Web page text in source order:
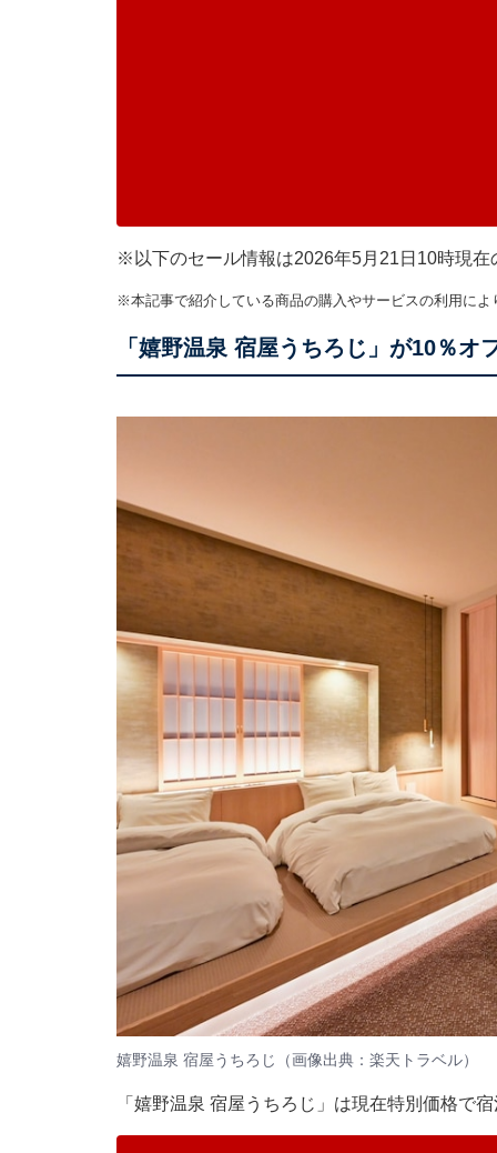
※以下のセール情報は2026年5月21日10時現
※本記事で紹介している商品の購入やサービスの利用に
「嬉野温泉 宿屋うちろじ」が10％オ
嬉野温泉 宿屋うちろじ（画像出典：楽天トラベル）
「嬉野温泉 宿屋うちろじ」は現在特別価格で